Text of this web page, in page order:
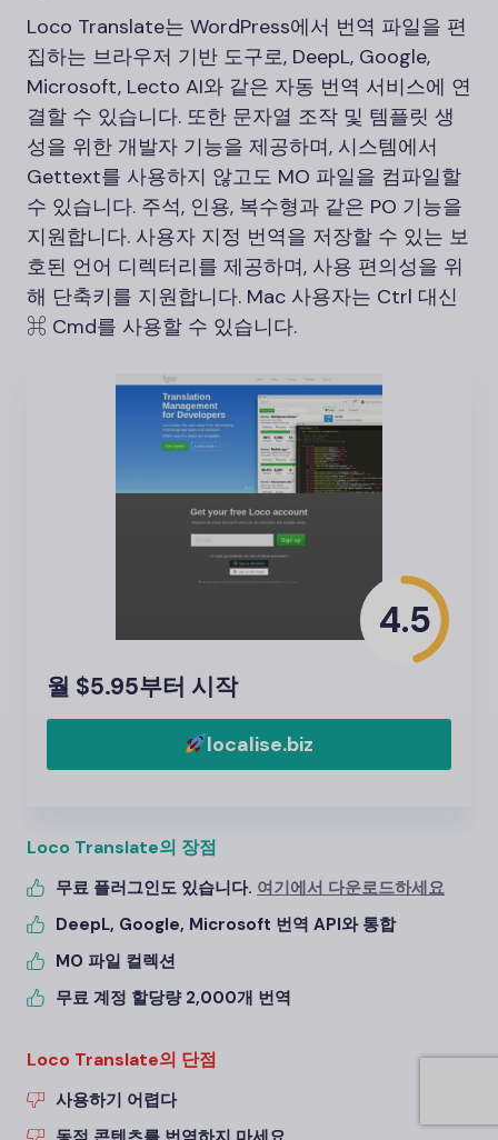
Loco Translate는 WordPress에서 번역 파일을 편
집하는 브라우저 기반 도구로, DeepL, Google,
Microsoft, Lecto AI와 같은 자동 번역 서비스에 연
결할 수 있습니다. 또한 문자열 조작 및 템플릿 생
성을 위한 개발자 기능을 제공하며, 시스템에서
Gettext를 사용하지 않고도 MO 파일을 컴파일할
수 있습니다. 주석, 인용, 복수형과 같은 PO 기능을
지원합니다. 사용자 지정 번역을 저장할 수 있는 보
호된 언어 디렉터리를 제공하며, 사용 편의성을 위
해 단축키를 지원합니다. Mac 사용자는 Ctrl 대신
⌘ Cmd를 사용할 수 있습니다.
4.5
월 $5.95부터 시작
localise.biz
Loco Translate의 장점
무료 플러그인도 있습니다. 여기에서 다운로드하세요
DeepL, Google, Microsoft 번역 API와 통합
MO 파일 컬렉션
무료 계정 할당량 2,000개 번역
Loco Translate의 단점
사용하기 어렵다